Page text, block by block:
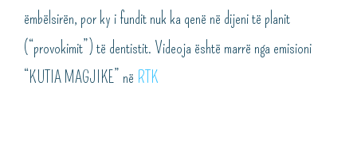
ëmbëlsirën, por ky i fundit nuk ka qenë në dijeni të planit
(“provokimit”) të dentistit. Videoja është marrë nga emisioni
“KUTIA MAGJIKE” në RTK